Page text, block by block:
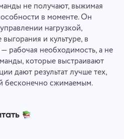
не получают, выжимая
в моменте. Он
нагрузкой,
и культуре, в
рабочая необходимость, а не
которые выстраивают
дают результат лучше тех,
бесконечно сжимаемым.